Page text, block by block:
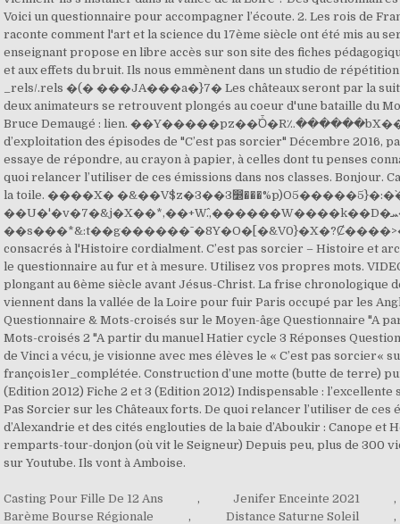
Casting Pour Fille De 12 Ans , Jenifer Enceinte 2021
,
Barème Bourse Régionale
, Distance Saturne Soleil
,